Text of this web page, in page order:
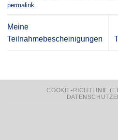
permalink.
Meine
Teilnahmebescheinigungen
COOKIE-RICHTLINIE